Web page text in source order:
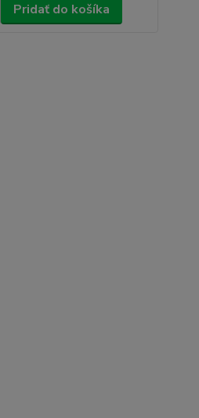
Pridať do košíka